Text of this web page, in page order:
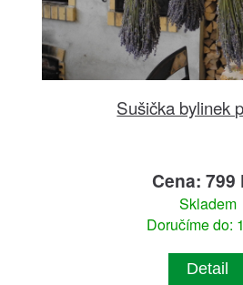
Sušička bylinek
Cena: 799
Skladem
Doručíme do:
Detail